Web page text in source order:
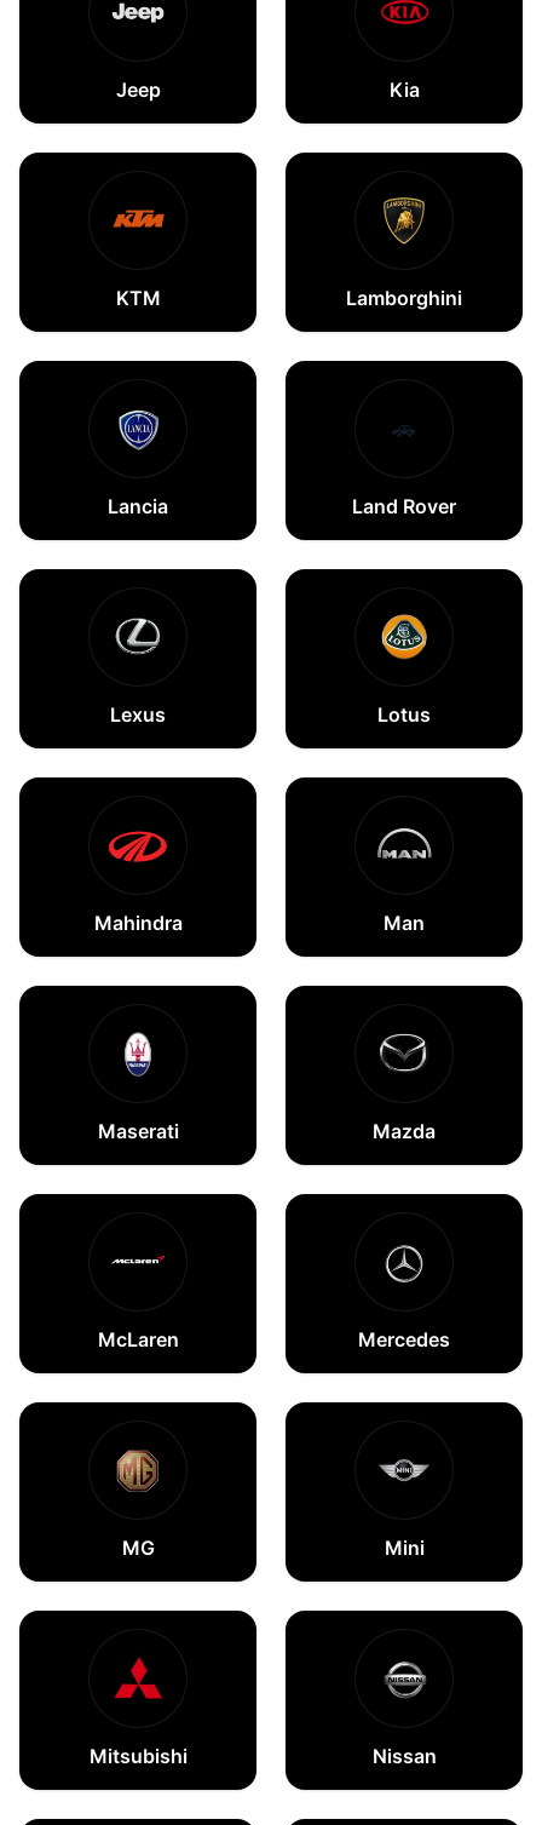
Jeep Kia
KTM Lamborghini
Lancia
🚗
Land Rover
Lexus Lotus
Mahindra Man
Maserati Mazda
McLaren Mercedes
MG Mini
Mitsubishi Nissan